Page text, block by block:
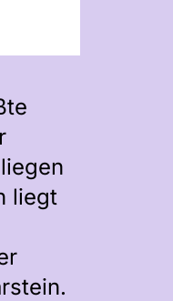
liegt